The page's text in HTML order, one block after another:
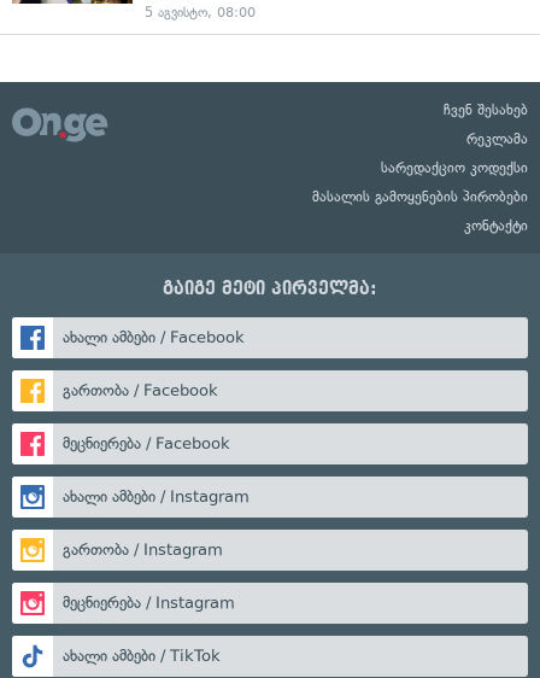
5 აგვისტო, 08:00
ჩვენ შესახებ
რეკლამა
სარედაქციო კოდექსი
მასალის გამოყენების პირობები
კონტაქტი
გაიგე მეტი პირველმა:
ახალი ამბები / Facebook
გართობა / Facebook
მეცნიერება / Facebook
ახალი ამბები / Instagram
გართობა / Instagram
მეცნიერება / Instagram
ახალი ამბები / TikTok